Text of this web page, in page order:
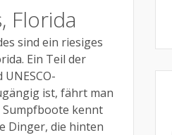
Florida
sind ein riesiges
Ein Teil der
ist, fährt man
Sumpfboote kennt
Dinger, die hinten